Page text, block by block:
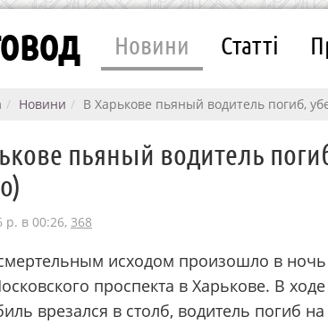
Новини Статті
Новини В Харькове пьяный водитель погиб,
пьяный водитель
р. в 00:26, 368
исходом произошло в
проспекта в Харькове. В
врезался в столб, водитель погиб